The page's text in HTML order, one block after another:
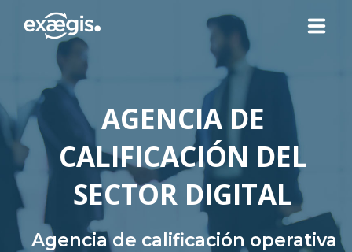
¿QUIÉNES SOMOS?
NUESTRAS OFERTAS
CONTACTO
Agencia de calificación operativa
AGENCIA DE
CALIFICACIÓN DEL
SECTOR DIGITAL